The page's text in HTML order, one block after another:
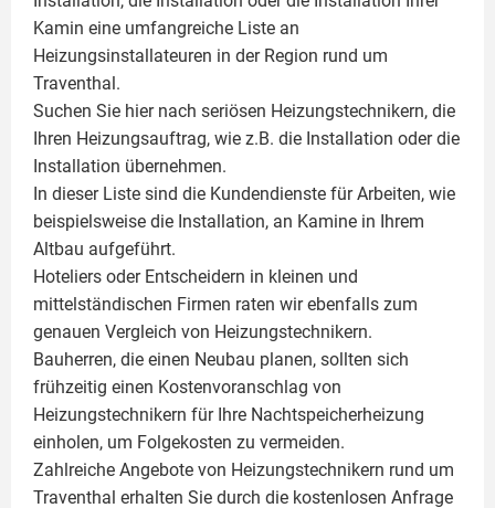
Kamin eine umfangreiche Liste an
Heizungsinstallateuren in der Region rund um
Traventhal.
Suchen Sie hier nach seriösen Heizungstechnikern, die
Ihren Heizungsauftrag, wie z.B. die Installation oder die
Installation übernehmen.
In dieser Liste sind die Kundendienste für Arbeiten, wie
beispielsweise die Installation, an Kamine in Ihrem
Altbau aufgeführt.
Hoteliers oder Entscheidern in kleinen und
mittelständischen Firmen raten wir ebenfalls zum
genauen Vergleich von Heizungstechnikern.
Bauherren, die einen Neubau planen, sollten sich
frühzeitig einen Kostenvoranschlag von
Heizungstechnikern für Ihre Nachtspeicherheizung
einholen, um Folgekosten zu vermeiden.
Zahlreiche Angebote von Heizungstechnikern rund um
Traventhal erhalten Sie durch die kostenlosen Anfrage